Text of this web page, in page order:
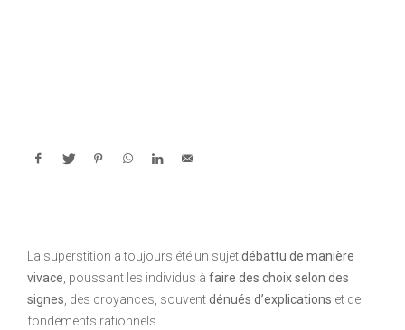
La superstition a toujours été un sujetdébattu de manière
vivace , poussant les individus à faire des choix selon des
signes , des croyances, souventdénués d’explications et de
fondements rationnels.